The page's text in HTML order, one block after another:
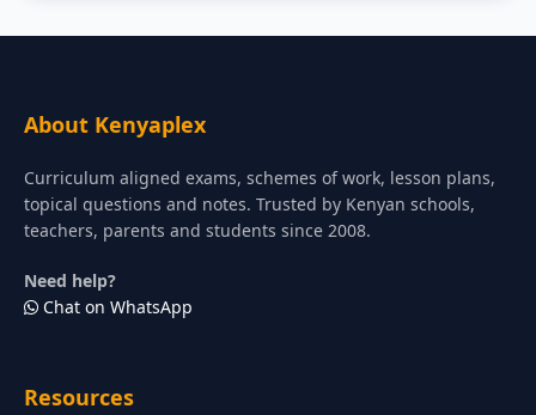
About Kenyaplex
Curriculum aligned exams, schemes of work, lesson plans,
topical questions and notes. Trusted by Kenyan schools,
teachers, parents and students since 2008.
Need help?
Chat on WhatsApp
Resources